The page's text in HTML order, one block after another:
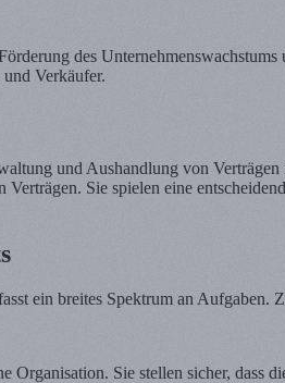
des
Verkäufer.
und Aushandlung von
Sie spielen eine
ein breites Spektrum an Aufgaben.
Sie stellen sicher, dass